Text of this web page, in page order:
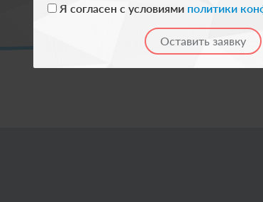
Я согласен с условиями политики